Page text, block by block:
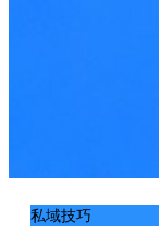
私域技巧